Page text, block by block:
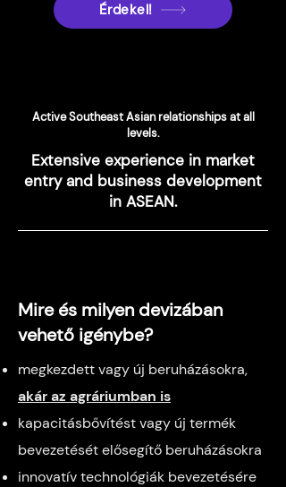
Érdekel!
Active Southeast Asian relationships at all
levels.
Extensive experience in market
entry and business development
in ASEAN.
Mire és milyen devizában
vehető igénybe?
megkezdett vagy új beruházásokra,
akár az agráriumban is
kapacitásbővítést vagy új termék
bevezetését elősegítő beruházásokra
innovatív technológiák bevezetésére